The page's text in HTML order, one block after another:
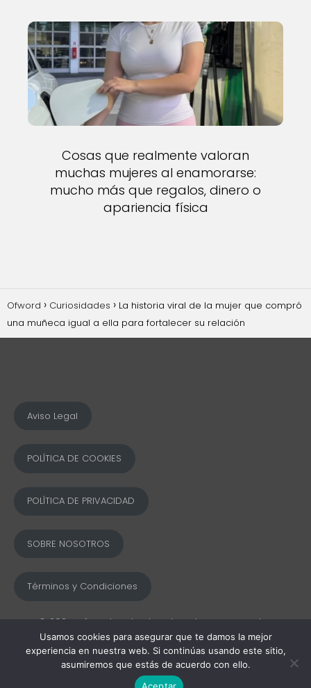
Cosas que realmente valoran
muchas mujeres al enamorarse:
mucho más que regalos, dinero o
apariencia física
Ofword Curiosidades
La historia viral de la mujer que compró
una muñeca igual a ella para fortalecer su relación
Aviso Legal
POLÍTICA DE COOKIES
POLÍTICA DE PRIVACIDAD
SOBRE NOSOTROS
Términos y Condiciones
© 2025 Ofword Todos los derechos reservados
Usamos cookies para asegurar que te damos la mejor
experiencia en nuestra web. Si continúas usando este sitio,
asumiremos que estás de acuerdo con ello.
Aceptar